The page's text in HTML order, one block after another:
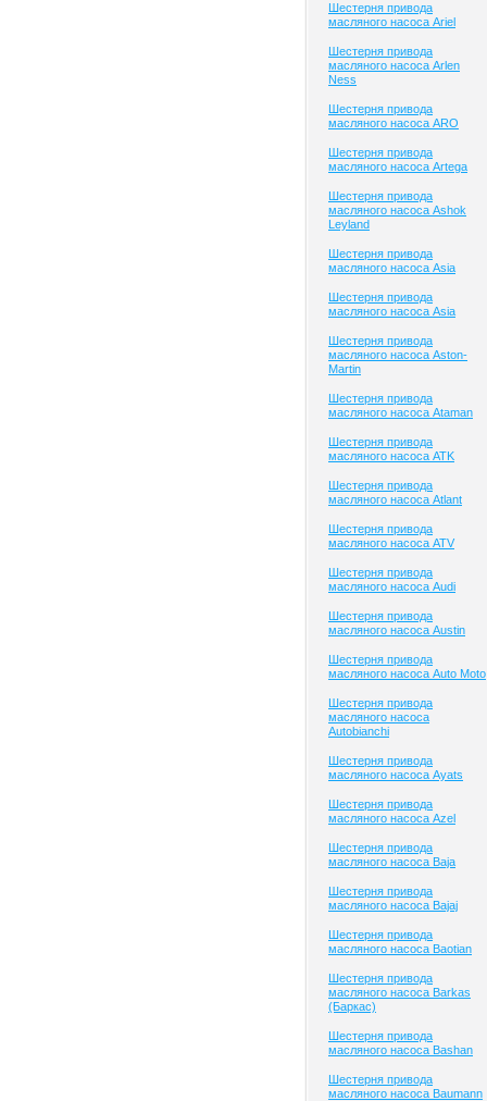
Шестерня привода
масляного насоса Ariel
Шестерня привода
масляного насоса Arlen
Ness
Шестерня привода
масляного насоса ARO
Шестерня привода
масляного насоса Artega
Шестерня привода
масляного насоса Ashok
Leyland
Шестерня привода
масляного насоса Asia
Шестерня привода
масляного насоса Asia
Шестерня привода
масляного насоса Aston-
Martin
Шестерня привода
масляного насоса Ataman
Шестерня привода
масляного насоса ATK
Шестерня привода
масляного насоса Atlant
Шестерня привода
масляного насоса ATV
Шестерня привода
масляного насоса Audi
Шестерня привода
масляного насоса Austin
Шестерня привода
масляного насоса Auto Moto
Шестерня привода
масляного насоса
Autobianchi
Шестерня привода
масляного насоса Ayats
Шестерня привода
масляного насоса Azel
Шестерня привода
масляного насоса Baja
Шестерня привода
масляного насоса Bajaj
Шестерня привода
масляного насоса Baotian
Шестерня привода
масляного насоса Barkas
(Баркас)
Шестерня привода
масляного насоса Bashan
Шестерня привода
масляного насоса Baumann